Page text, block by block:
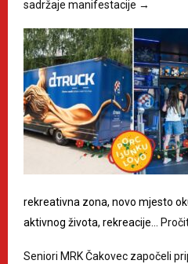
sadržaje manifestacije →
rekreativna zona, novo mjesto
aktivnog života, rekreacije…
Seniori MRK Čakovec započeli